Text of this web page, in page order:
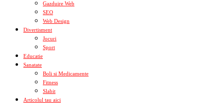
Gazduire Web
SEO
Web Design
Divertisment
Jocuri
Sport
Educatie
Sanatate
Boli si Medicamente
Fitness
Slabit
Articolul tau aici